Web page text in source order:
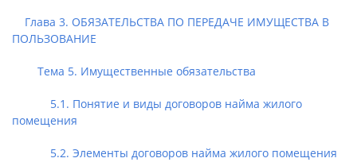
Глава 3. ОБЯЗАТЕЛЬСТВА ПО ПЕРЕДАЧЕ ИМУЩЕСТВА В
ПОЛЬЗОВАНИЕ
Тема 5. Имущественные обязательства
5.1. Понятие и виды договоров найма жилого
помещения
5.2. Элементы договоров найма жилого помещения